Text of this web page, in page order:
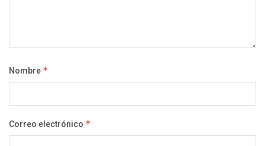
Nombre *
Correo electrónico *